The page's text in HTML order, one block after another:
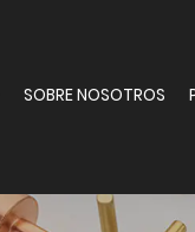
SOBRE NOSOTROS